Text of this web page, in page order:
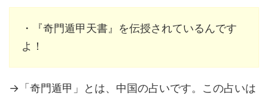
・『奇門遁甲天書』を伝授されているんです
よ！
→「奇門遁甲」とは、中国の占いです。この占いは